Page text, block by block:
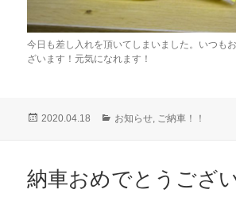
今日も差し入れを頂いてしまいました。いつも
ざいます！元気になれます！
投
2020.04.18
カ
ー
お知らせ, ご納車！！
納車おめでとうござ